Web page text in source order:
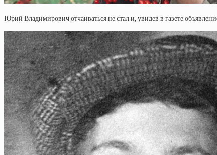
Юрий Владимирович отчаиваться не стал и, увидев в газете